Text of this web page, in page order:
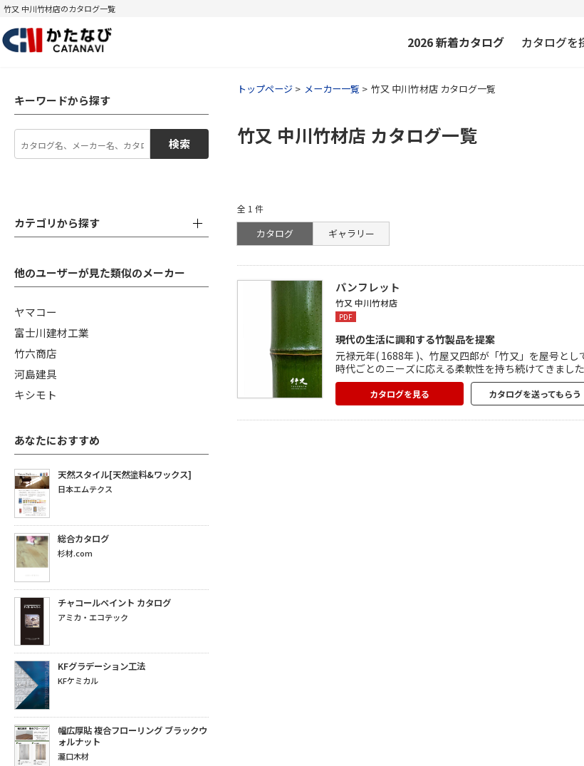
竹又 中川竹材店のカタログ一覧
2026新着カタログ カタログを
キーワードから探す
検索
カテゴリから探す
他のユーザーが見た類似のメーカー
ヤマコー
富士川建材工業
竹六商店
河島建具
キシモト
あなたにおすすめ
天然スタイル[天然塗料&ワックス]
日本エムテクス
総合カタログ
杉材.com
チャコールペイント カタログ
アミカ・エコテック
KFグラデーション工法
KFケミカル
幅広厚貼 複合フローリング ブラックウ
ォルナット
瀧口木材
トップページ メーカー一覧 竹又 中川竹材店 カタログ一覧
竹又 中川竹材店 カタログ一覧
全 1 件
カタログ ギャラリー
パンフレット
竹又 中川竹材店
PDF
現代の生活に調和する竹製品を提案
元禄元年( 1688年 )、竹屋又四郎が「竹又」を屋号と
時代ごとのニーズに応える柔軟性を持ち続けてきまし
広くデザイン、製作、施工しています。 伝承の技に斬
カタログを見る カタログを送ってもらう